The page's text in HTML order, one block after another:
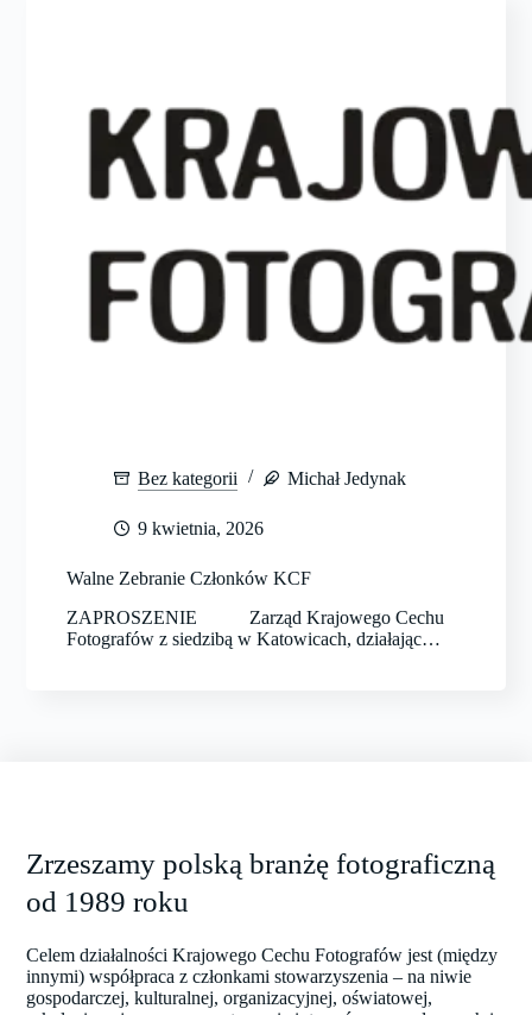
Bez kategorii Michał Jedynak
9 kwietnia, 2026
Walne Zebranie Członków KCF
ZAPROSZENIE Zarząd Krajowego Cechu
Fotografów z siedzibą w Katowicach, działając…
Zrzeszamy polską branżę fotograficzną
od 1989 roku
Celem działalności Krajowego Cechu Fotografów jest (między
innymi) współpraca z członkami stowarzyszenia – na niwie
gospodarczej, kulturalnej, organizacyjnej, oświatowej,